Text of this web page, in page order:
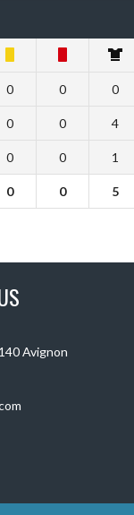
0 0 0
0 0 4
0 0 1
0 0 5
Avignon